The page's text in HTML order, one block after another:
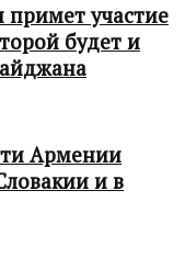
примет участие
будет и
Армении
и в